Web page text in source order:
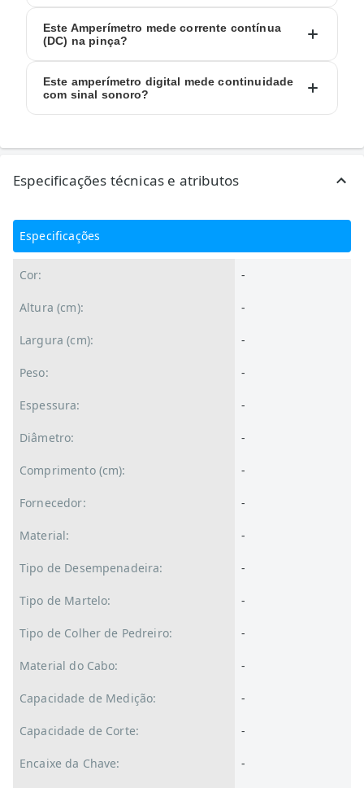
Este Amperímetro mede corrente contínua
(DC) na pinça?
Este amperímetro digital mede continuidade
com sinal sonoro?
Especificações técnicas e atributos
Especificações
Cor: -
Altura (cm): -
Largura (cm): -
Peso: -
Espessura: -
Diâmetro: -
Comprimento (cm): -
Fornecedor: -
Material: -
Tipo de Desempenadeira: -
Tipo de Martelo: -
Tipo de Colher de Pedreiro: -
Material do Cabo: -
Capacidade de Medição: -
Capacidade de Corte: -
Encaixe da Chave: -